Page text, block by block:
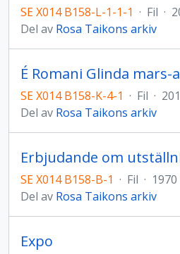
SE X014 B158-L-1-1-1 · Fil ·
Del av Rosa Taikons arkiv
É Romani Glinda mars-
SE X014 B158-K-4-1 · Fil ·
Del av Rosa Taikons arkiv
Erbjudande om
SE X014 B158-B-1 · Fil · 1970
Del av Rosa Taikons arkiv
Expo